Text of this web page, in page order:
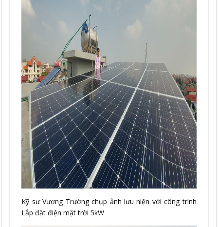
Kỹ sư Vương Trường chụp ảnh lưu niện với công trình
Lắp đặt điện mặt trời 5kW